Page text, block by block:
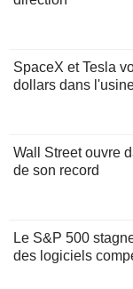
SpaceX et Tesla
dollars dans
Wall Street ouvre
de son record
Le S&P 500
des logiciels